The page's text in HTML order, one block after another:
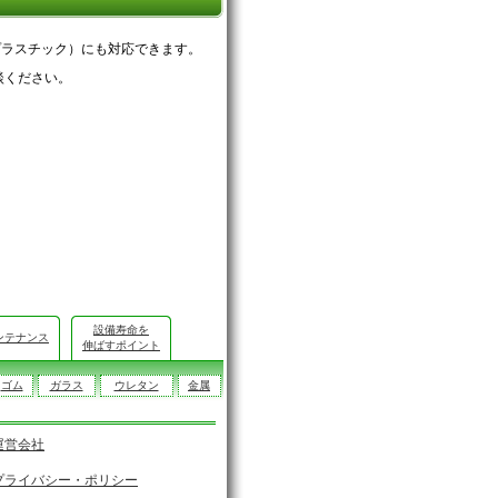
スチック）にも対応できます。
ださい。
テナンス
設備寿命を
伸ばすポイント
ゴム ガラス ウレタン 金属
営会社
ライバシー・ポリシー